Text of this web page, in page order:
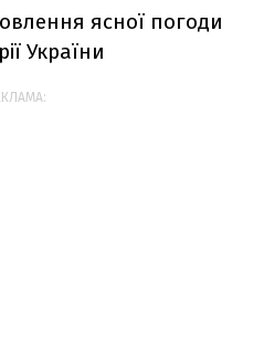
ясної погоди
України